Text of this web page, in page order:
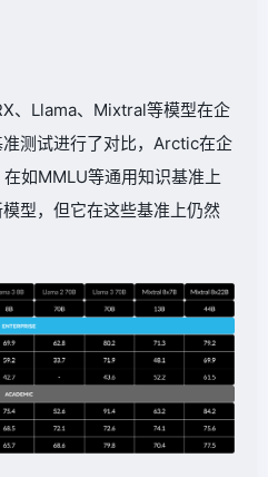
、Llama、Mixtral等模型在企
测试进行了对比，Arctic在企
如MMLU等通用知识基准上
型，但它在这些基准上仍然